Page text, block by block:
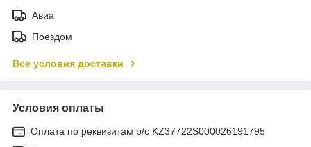
Авиа
Поездом
Все условия доставки
Условия оплаты
Оплата по реквизитам р/с KZ37722S000026191795